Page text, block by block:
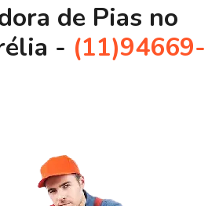
de Pias no
- (11)94669-